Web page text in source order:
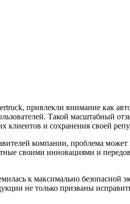
Такой масштабный
клиентов и сохранения своей
компании, проблема может
своими инновациями и
к максимально безопасной
не только призваны